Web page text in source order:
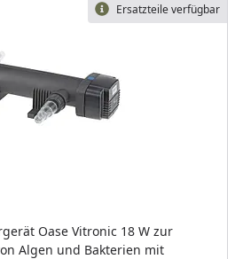
Ersatzteile verfügbar
Oase Vitronic 18 W zur
Algen und Bakterien mit